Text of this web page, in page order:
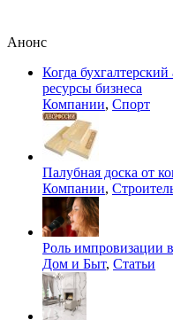
Анонс
Когда
ресурсы бизнеса
Компании, Спорт
Палубная доска от
Компании,
Роль импровизации
Дом и Быт, Статьи